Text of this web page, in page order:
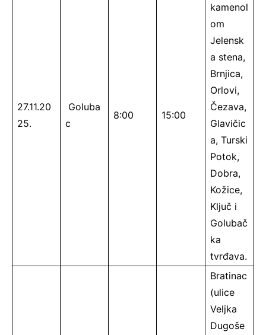
27.11.20
25.
Goluba
c
8:00 15:00
kamenol
om
Jelensk
a stena,
Brnjica,
Orlovi,
Čezava,
Glavičic
a, Turski
Potok,
Dobra,
Kožice,
Ključ i
Golubač
ka
tvrđava.
Bratinac
(ulice
Veljka
Dugoše